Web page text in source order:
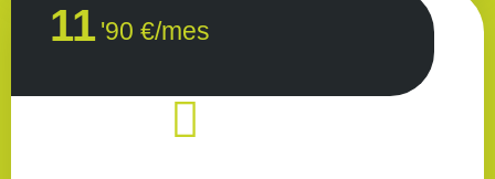
11'90 €/mes